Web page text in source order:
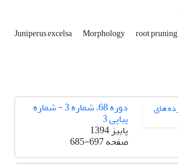
Juniperus excelsa Morphology root pruning
دوره 68، شماره 3 - شماره
پیاپی 3
پاییز 1394
صفحه685-697